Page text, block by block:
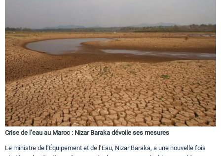
Crise de l’eau au Maroc : Nizar Baraka dévoile ses mesures
Le ministre de l’Équipement et de l’Eau, Nizar Baraka, a une nouvelle fois